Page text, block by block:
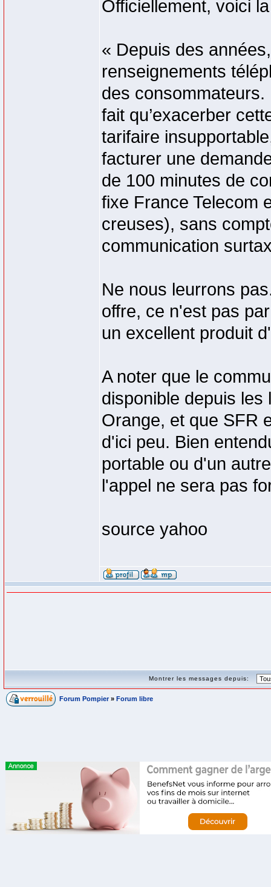
Officiellement, voici
« Depuis des
renseignements
des consommateurs.
fait qu’exacerber
tarifaire
facturer une
de 100 minutes de
fixe France Telecom
creuses), sans
communication
Ne nous leurrons
offre, ce n'est pas
un excellent produit
A noter que le
disponible depuis les
Orange, et que SFR
d'ici peu. Bien
portable ou d'un
l'appel ne sera pas
source yahoo
Montrer les messages depuis:
Forum Pompier » Forum libre